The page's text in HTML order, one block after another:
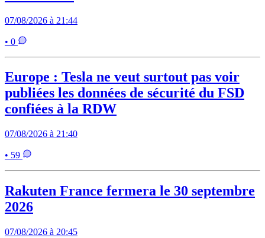
07/08/2026 à 21:44
• 0
Europe : Tesla ne veut surtout pas voir
publiées les données de sécurité du FSD
confiées à la RDW
07/08/2026 à 21:40
• 59
Rakuten France fermera le 30 septembre
2026
07/08/2026 à 20:45